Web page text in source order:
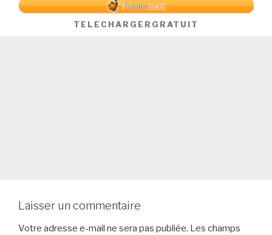
TELECHARGER GRATUIT
Laisser un commentaire
Votre adresse e-mail ne sera pas publiée. Les champs